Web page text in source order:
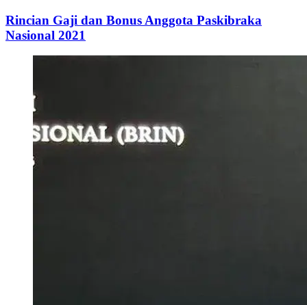
Rincian Gaji dan Bonus Anggota Paskibraka
Nasional 2021